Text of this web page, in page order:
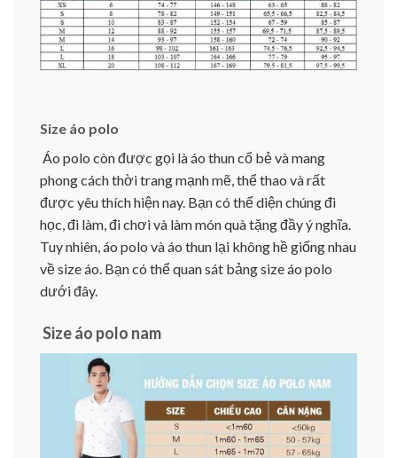
Size áo polo
Áo polo còn được gọi là áo thun cổ bẻ và mang
phong cách thời trang mạnh mẽ, thể thao và rất
được yêu thích hiện nay. Bạn có thể diện chúng đi
học, đi làm, đi chơi và làm món quà tặng đầy ý nghĩa.
Tuy nhiên, áo polo và áo thun lại không hề giống nhau
về size áo. Bạn có thể quan sát bảng size áo polo
dưới đây.
Size áo polo nam